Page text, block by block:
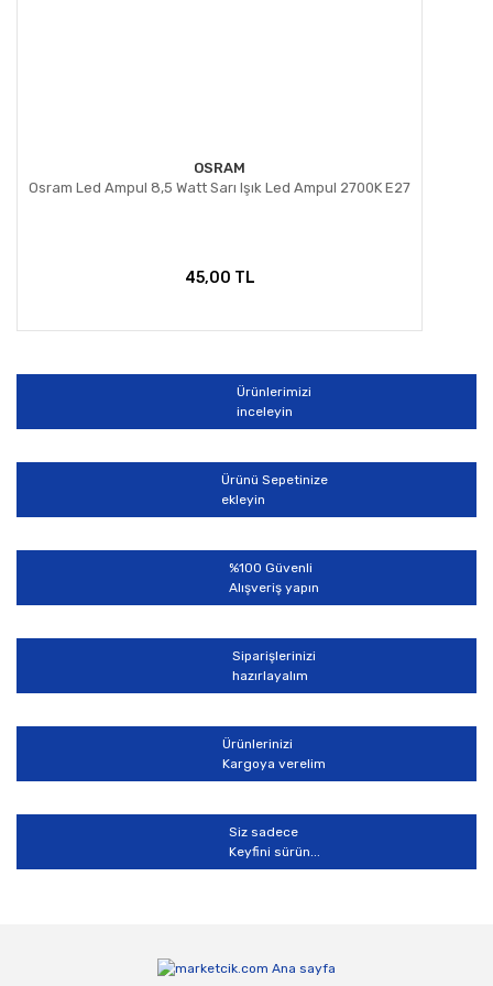
OSRAM
Osram Led Ampul 8,5 Watt Sarı Işık Led Ampul 2700K E27
45,00 TL
Ürünlerimizi
inceleyin
Ürünü Sepetinize
ekleyin
%100 Güvenli
Alışveriş yapın
Siparişlerinizi
hazırlayalım
Ürünlerinizi
Kargoya verelim
Siz sadece
Keyfini sürün...